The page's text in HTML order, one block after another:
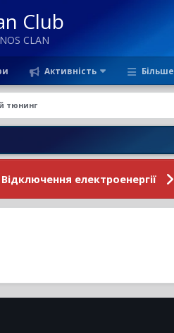
Club
CLAN
Активність Більше
тюнинг
Відключення електроенергії